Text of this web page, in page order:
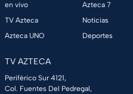
en vivo
TV Azteca
Azteca UNO
Azteca 7
Noticias
Deportes
TV AZTECA
Periférico Sur 4121,
Col. Fuentes Del Pedregal,